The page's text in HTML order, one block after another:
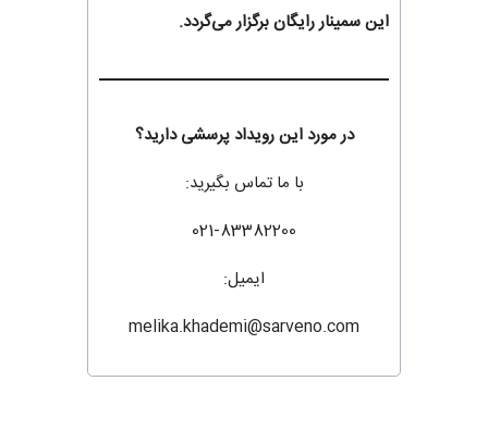
این سمینار رایگان برگزار می‌گردد.
در مورد این رویداد پرسشی دارید؟
با ما تماس بگیرید:
021-83382200
ایمیل:
melika.khademi@sarveno.com